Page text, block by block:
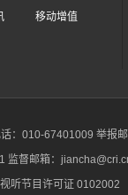
移动增值
：010-67401009 举报
监督邮箱：
视听节目许可证